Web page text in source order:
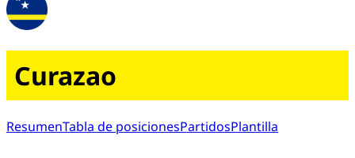
Curazao
ResumenTabla de posicionesPartidosPlantilla